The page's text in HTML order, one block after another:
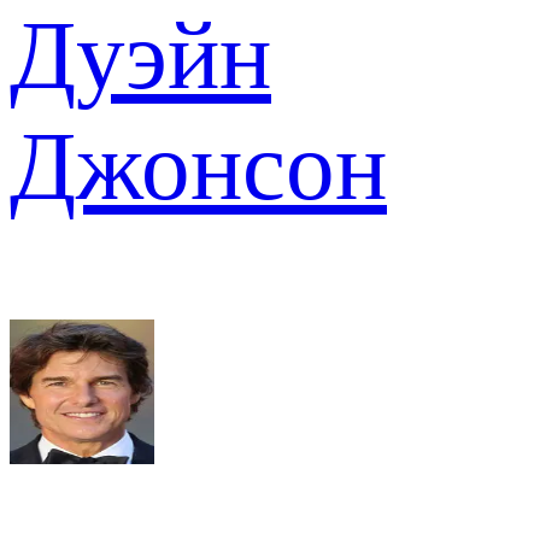
Дуэйн
Джонсон